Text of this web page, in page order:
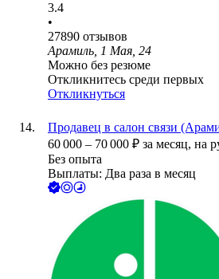
3.4
•
27890 отзывов
Арамиль, 1 Мая, 24
Можно без резюме
Откликнитесь среди первых
Откликнуться
Продавец в салон связи
60 000 – 70 000 ₽ за месяц, на
Без опыта
Выплаты: Два раза в месяц